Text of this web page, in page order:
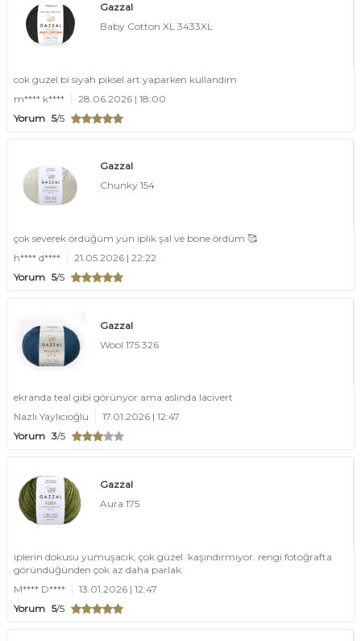
Gazzal
Baby Cotton XL 3433XL
cok guzel bi siyah piksel art yaparken kullandim
m**** k****
28.06.2026 | 18:00
Yorum 5/5
Gazzal
Chunky 154
çok severek ördüğüm yün iplik şal ve bone ördüm 🥰
h**** d****
21.05.2026 | 22:22
Yorum 5/5
Gazzal
Wool 175 326
ekranda teal gibi görünyor ama aslında lacivert
Nazlı Yaylıcıoğlu
17.01.2026 | 12:47
Yorum 3/5
Gazzal
Aura 175
iplerin dokusu yumuşacık, çok güzel. kaşındırmıyor. rengi fotoğrafta
göründüğünden çok az daha parlak.
M**** D****
13.01.2026 | 12:47
Yorum 5/5